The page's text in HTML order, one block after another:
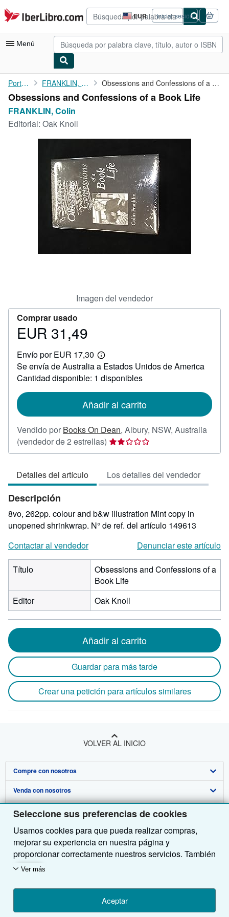
Seleccione sus preferencias de cookies
Usamos cookies para que pueda realizar compras,
mejorar su experiencia en nuestra página y
proporcionar correctamente nuestros servicios. También
utilizamos cookies para comprender el modo en que los
midiendo las visitas al sitio) y así poder realizar
mejoras. Si está de acuerdo, también utilizaremos
cookies de terceros para mostrar contenido relevante
Ver más
Aceptar
Pasar al contenido principal
IberLibro.com EUR
Preferencias
de
compra
del
Iniciar sesión
Menú
Mi cuenta
Consultar mis pedidos
Búsqueda avanzada
Arte y coleccionismo
Comenzar a vender
Portada FRANKLIN, Colin Obsessions and Confessions of a Book Life
Obsessions and Confessions of a Book Life
FRANKLIN, Colin
Editorial: Oak Knoll
Imagen del vendedor
Comprar usado
Precio
31,49
EUR 31,49
Envío por EUR 17,30
Más
información
sobre
las
envío
Se envía de Australia a Estados Unidos de America
Cantidad disponible: 1 disponibles
Añadir al carrito
Vendido por Books On Dean, Albury, NSW, Australia
(vendedor de 2 estrellas) Calificación
del
2
de
estrellas
Detalles del artículo Los detalles del vendedor
Descripción
8vo, 262pp. colour and b&w illustration Mint copy in
unopened shrinkwrap. N° de ref. del artículo 149613
Contactar al vendedor
Denunciar este artículo
Título
Obsessions and Confessions of a
Book Life
Editor
Oak Knoll
Añadir al carrito
Guardar para más tarde
Crear una petición para artículos similares
VOLVER AL INICIO
Compre con nosotros
Búsqueda avanzada
Colecciones
Mi cuenta
Mis pedidos
Ver carrito
Venda con nosotros
Comenzar a vender
Únase a nuestro programa de afiliados
Recomiende un vendedor
Sobre nosotros
Sobre IberLibro
Medios
Empleo
Política de Privacidad
Obtener Ayuda
Preguntas frecuentes y guías
Atención al Cliente
Otras compañías de AbeBooks
AbeBooks.com
AbeBooks.co.uk
Siga a IberLibro